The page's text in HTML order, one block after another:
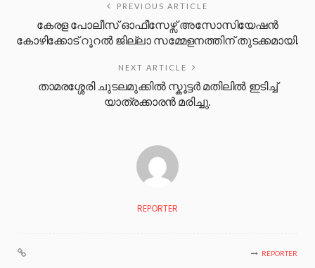
PREVIOUS ARTICLE
കേരള പോലീസ് ഓഫീസേഴ്സ് അസോസിയേഷൻ
കോഴിക്കോട് റൂറൽ ജില്ലാ സമ്മേളനത്തിന് തുടക്കമായി.
NEXT ARTICLE
താമരശ്ശേരി ചുടലമുക്കിൽ സ്കൂട്ടർ മതിലിൽ ഇടിച്ച്
യാത്രക്കാരൻ മരിച്ചു.
REPORTER
REPORTER